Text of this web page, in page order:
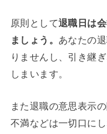
原則として退職日は
ましょう。 あなたの
りませんし、引き継
しまいます。
また退職の意思表示
不満などは一切口に